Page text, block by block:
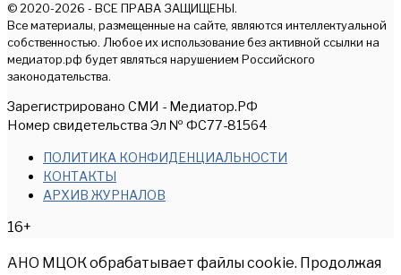
© 2020-2026 - ВСЕ ПРАВА ЗАЩИЩЕНЫ.
Все материалы, размещенные на сайте, являются интеллектуальной
собственностью. Любое их использование без активной ссылки на
медиатор.рф будет являться нарушением Российского
законодательства.
Зарегистрировано СМИ - Медиатор.РФ
Номер свидетельства Эл № ФС77-81564
ПОЛИТИКА КОНФИДЕНЦИАЛЬНОСТИ
КОНТАКТЫ
АРХИВ ЖУРНАЛОВ
16+
АНО МЦОК обрабатывает файлы cookie. Продолжая